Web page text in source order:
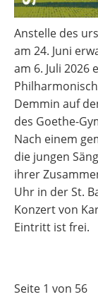
Anstelle des
am 24. Juni
am 6. Juli 2026
Demmin auf
des Goethe-
Nach einem
die jungen
ihrer
Uhr in der St.
Konzert von
Eintritt ist frei.
Seite 1 von 56